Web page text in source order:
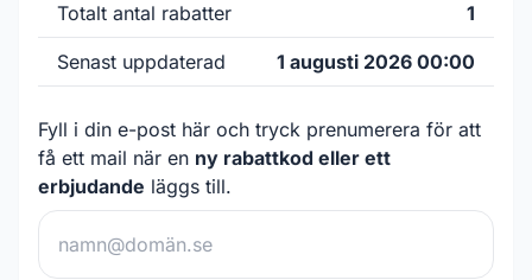
Totalt antal rabatter 1
Senast uppdaterad 1 augusti 2026 00:00
Fyll i din e-post här och tryck prenumerera för att
få ett mail när en ny rabattkod eller ett
erbjudande läggs till.